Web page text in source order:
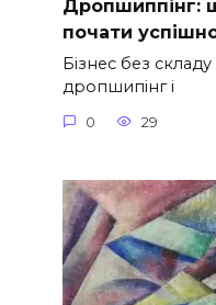
Дропшиппінг:
почати
Бізнес без
дропшипінг і
0 29